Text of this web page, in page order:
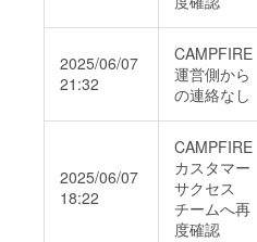
2025/06/07
21:32
CAMPFIRE
運営側から
の連絡なし
2025/06/07
18:22
CAMPFIRE
カスタマー
サクセス
チームへ再
度確認